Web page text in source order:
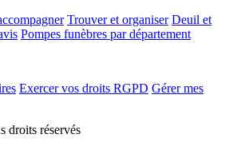
Trouver et organiser Deuil et
Pompes funèbres par département
Exercer vos droits RGPD Gérer mes
droits réservés